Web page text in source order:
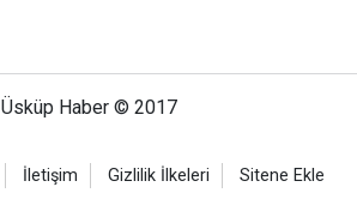
Üsküp Haber © 2017
İletişim Gizlilik İlkeleri Sitene Ekle